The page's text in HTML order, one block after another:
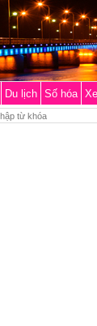
Du lịch Số hóa Xe